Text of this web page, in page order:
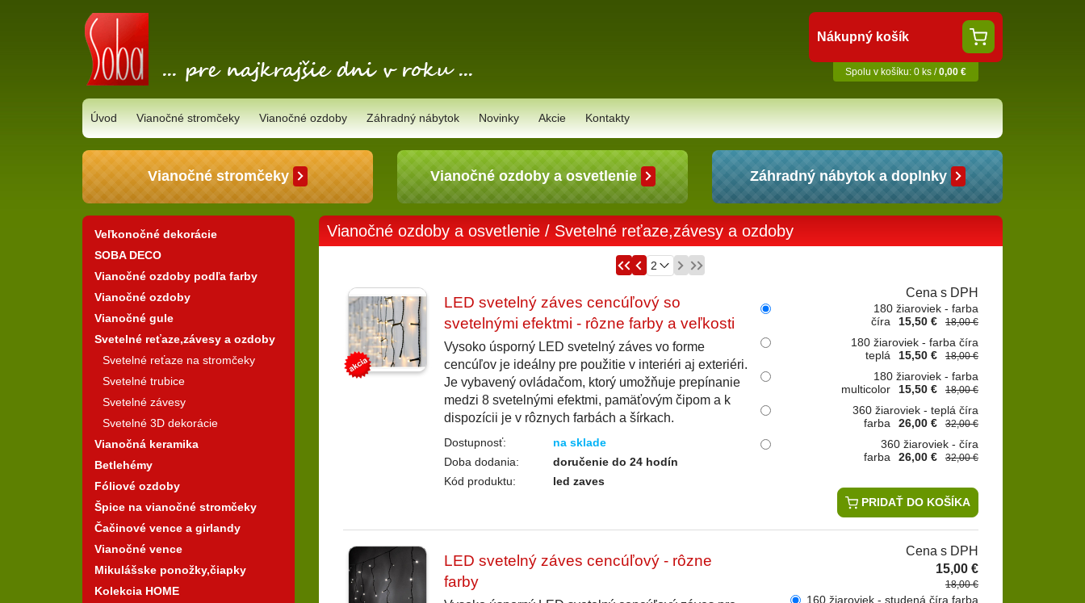
Nákupný košík
Spolu v košíku: 0 ks /0,00 €
Úvod Vianočné stromčeky Vianočné ozdoby Záhradný nábytok Novinky Akcie Kontakty
Vianočné stromčeky Vianočné ozdoby a osvetlenie Záhradný nábytok a doplnky
Vianočné ozdoby a osvetlenie/ Svetelné reťaze,závesy a ozdoby
Cena s DPH
180 žiaroviek - farba
číra
15,50 € 18,00 €
180 žiaroviek - farba číra
teplá
15,50 € 18,00 €
180 žiaroviek - farba
multicolor
15,50 € 18,00 €
360 žiaroviek - teplá číra
farba
26,00 € 32,00 €
360 žiaroviek - číra
farba
26,00 € 32,00 €
PRIDAŤ DO KOŠÍKA
LED svetelný záves cencúľový so
svetelnými efektmi - rôzne farby a veľkosti
Vysoko úsporný LED svetelný záves vo forme
cencúľov je ideálny pre použitie v interiéri aj exteriéri.
Je vybavený ovládačom, ktorý umožňuje prepínanie
medzi 8 svetelnými efektmi, pamäťovým čipom a k
dispozícii je v rôznych farbách a šírkach.
Dostupnosť:
na sklade
Doba dodania:
doručenie do 24 hodín
Kód produktu:
led zaves
Cena s DPH
15,00 €
18,00 €
160 žiaroviek - studená číra farba
LED svetelný záves cencúľový - rôzne
farby
Veľkonočné dekorácie
SOBA DECO
Vianočné ozdoby podľa farby
Vianočné ozdoby
Vianočné gule
Svetelné reťaze,závesy a ozdoby
Svetelné reťaze na stromčeky
Svetelné trubice
Svetelné závesy
Svetelné 3D dekorácie
Vianočná keramika
Betlehémy
Fóliové ozdoby
Špice na vianočné stromčeky
Čačinové vence a girlandy
Vianočné vence
Mikulášske ponožky,čiapky
Kolekcia HOME